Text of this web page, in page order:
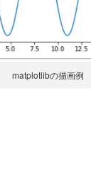
matplotlibの描画例